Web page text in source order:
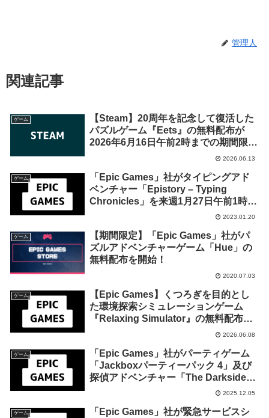
管理人
関連記事
ゲーム
【Steam】20周年を記念して復活した
パズルゲーム『Eets』の無料配布が
2026年6月16日午前2時までの期間限定
2026.06.13
ゲーム
「Epic Games」社がタイピングアド
ベンチャー「Epistory – Typing
Chronicles」を来週1月27日午前1時ま
での期間限定で無料配布を開始！2023.01.20
ゲーム
【期間限定】「Epic Games」社がパ
ズルアドベンチャーゲーム「Hue」の
無料配布を開始！
2020.07.03
ゲーム
【Epic Games】くつろぎを目的とし
た環境探索シミュレーションゲーム
『Relaxing Simulator』の無料配布が
2026年6月15日午前2時までの期間限定
2026.06.08
ゲーム
「Epic Games」社がパーティゲーム
「Jackboxパーティーパック 4」及び
探偵アドベンチャー「The Darkside
Detective」を来週2025年12月12日1時
2025.12.05
ゲーム
「Epic Games」社が緊急サービスシ